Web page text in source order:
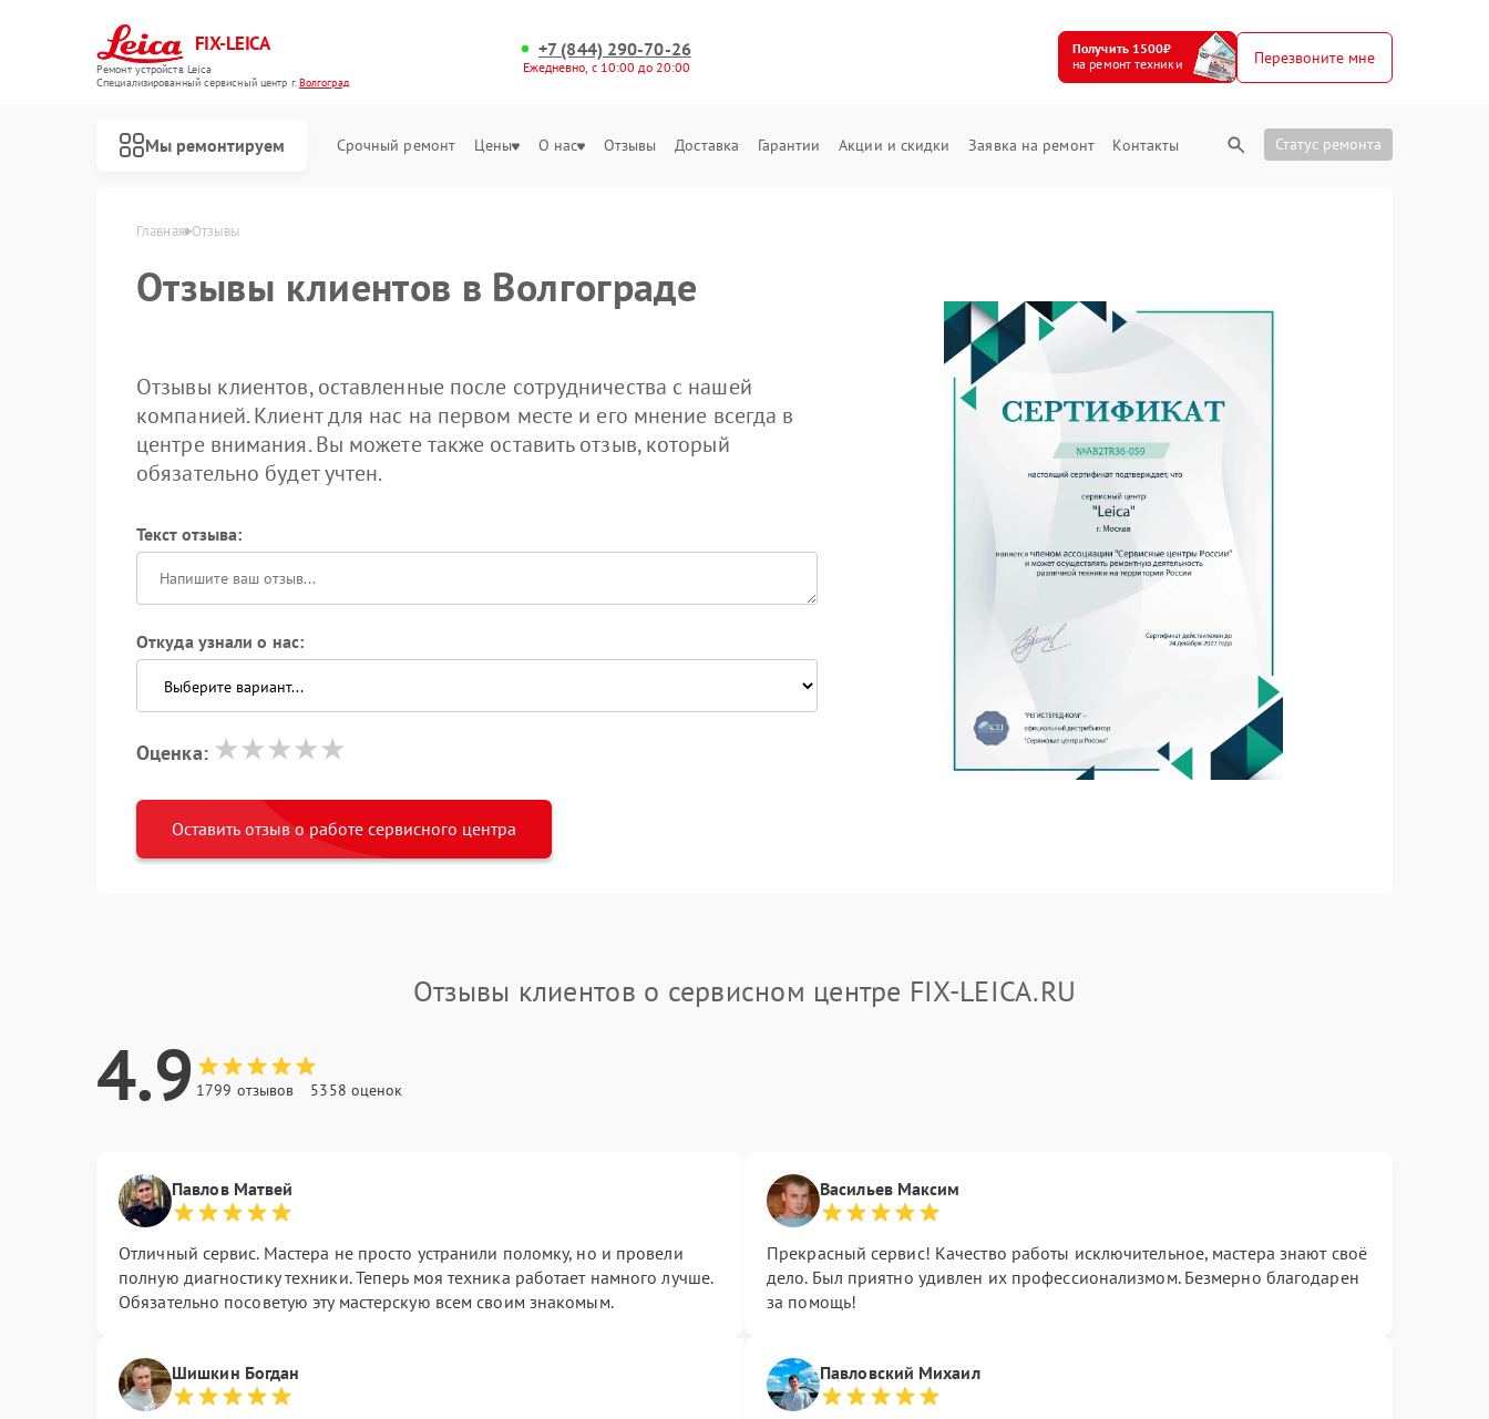
FIX-LEICA
Ремонт устройств Leica
Специализированный cервисный центр г.Волгоград
+7 (844) 290-70-26
Ежедневно, с 10:00 до 20:00
Получить 1500₽
на ремонт техники
Перезвоните мне
Мы ремонтируем Срочный ремонт Цены О нас Отзывы Доставка Гарантии Акции и скидки Заявка на ремонт Контакты Статус ремонта
Главная Отзывы
Отзывы клиентов в Волгограде
Отзывы клиентов, оставленные после сотрудничества с нашей
компанией. Клиент для нас на первом месте и его мнение всегда в
центре внимания. Вы можете также оставить отзыв, который
обязательно будет учтен.
Текст отзыва:
Откуда узнали о нас:
Оценка:
Оставить отзыв о работе сервисного центра
Отзывы клиентов о сервисном центре FIX-LEICA.RU
4.9 1799 отзывов 5358 оценок
Павлов Матвей
Отличный сервис. Мастера не просто устранили поломку, но и провели
полную диагностику техники. Теперь моя техника работает намного лучше.
Обязательно посоветую эту мастерскую всем своим знакомым.
Васильев Максим
Прекрасный сервис! Качество работы исключительное, мастера знают своё
дело. Был приятно удивлен их профессионализмом. Безмерно благодарен
за помощь!
Шишкин Богдан Павловский Михаил